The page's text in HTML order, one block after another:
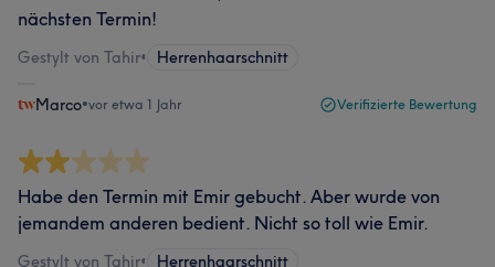
nächsten Termin!
Gestylt von Tahir• Herrenhaarschnitt
Marco•vor etwa 1 Jahr Verifizierte Bewertung
Habe den Termin mit Emir gebucht. Aber wurde von
jemandem anderen bedient. Nicht so toll wie Emir.
Gestylt von Tahir• Herrenhaarschnitt